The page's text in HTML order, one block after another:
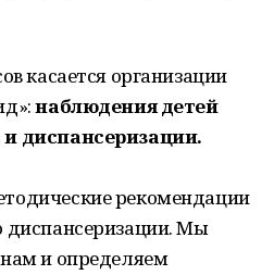
касается организации
наблюдения детей
диспансеризации.
рекомендации
Мы
и определяем